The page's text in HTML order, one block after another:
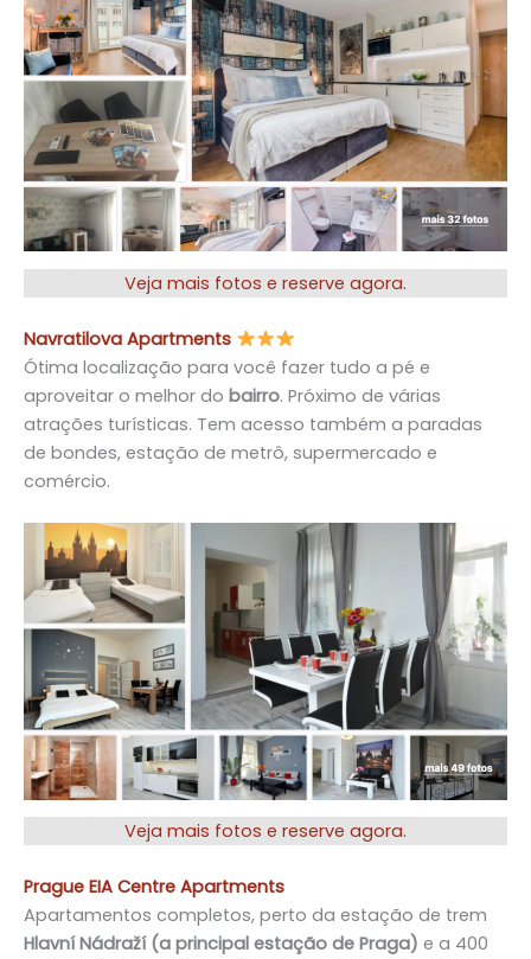
Veja mais fotos e reserve agora.
Navratilova Apartments
Ótima localização para você fazer tudo a pé e
aproveitar o melhor do bairro. Próximo de várias
atrações turísticas. Tem acesso também a paradas
de bondes, estação de metrô, supermercado e
comércio.
Veja mais fotos e reserve agora.
Prague EIA Centre Apartments
Apartamentos completos, perto da estação de trem
Hlavní Nádraží (a principal estação de Praga) e a 400